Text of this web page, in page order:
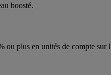
boosté.
ou plus en unités de compte